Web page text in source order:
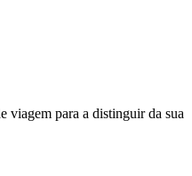
viagem para a distinguir da sua